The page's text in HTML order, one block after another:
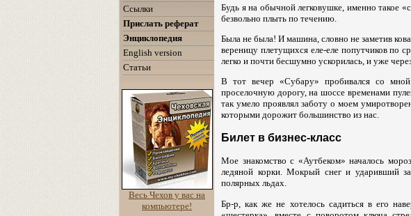
Ссылки
Прислать реферат
Энциклопедия
English version
Статьи
Весь Чехов у вас на
компьютере!
Будь я на обычной легковушке, именно такое
безвольно плыть по течению.
Была не была! И машина, словно не заметив
вереницу плетущихся еле-еле попутчиков по
легко и почти бесшумно ускорилась, и уже
В тот вечер «Субару» пробивался со мной
проселочную дорогу, на шоссе временами
так умело проявлял заботу о моем
которыми дорожит большинство из нас.
Билет в бизнес-класс
Мое знакомство с «Аутбеком» началось
ледяной корки. Мокрый снег и ударивший
полярных льдах.
Бр-р, как же не хотелось садиться в его